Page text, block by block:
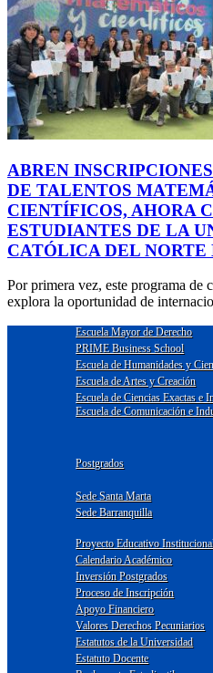
ABREN
DE TALENTOS
CIENTÍFICOS, AHORA
ESTUDIANTES DE LA
CATÓLICA DEL NORTE
Por primera vez, este programa de
explora la oportunidad de
Escuela Mayor de Derecho
PRIME Business School
Escuela de Humanidades y
Escuela de Artes y Creación
Escuela de Ciencias Exactas e
Escuela de Comunicación e
Postgrados
Sede Santa Marta
Sede Barranquilla
Proyecto Educativo
Calendario Académico
Inversión Postgrados
Proceso de Inscripción
Apoyo Financiero
Valores Derechos Pecuniarios
Estatutos de la Universidad
Estatuto Docente